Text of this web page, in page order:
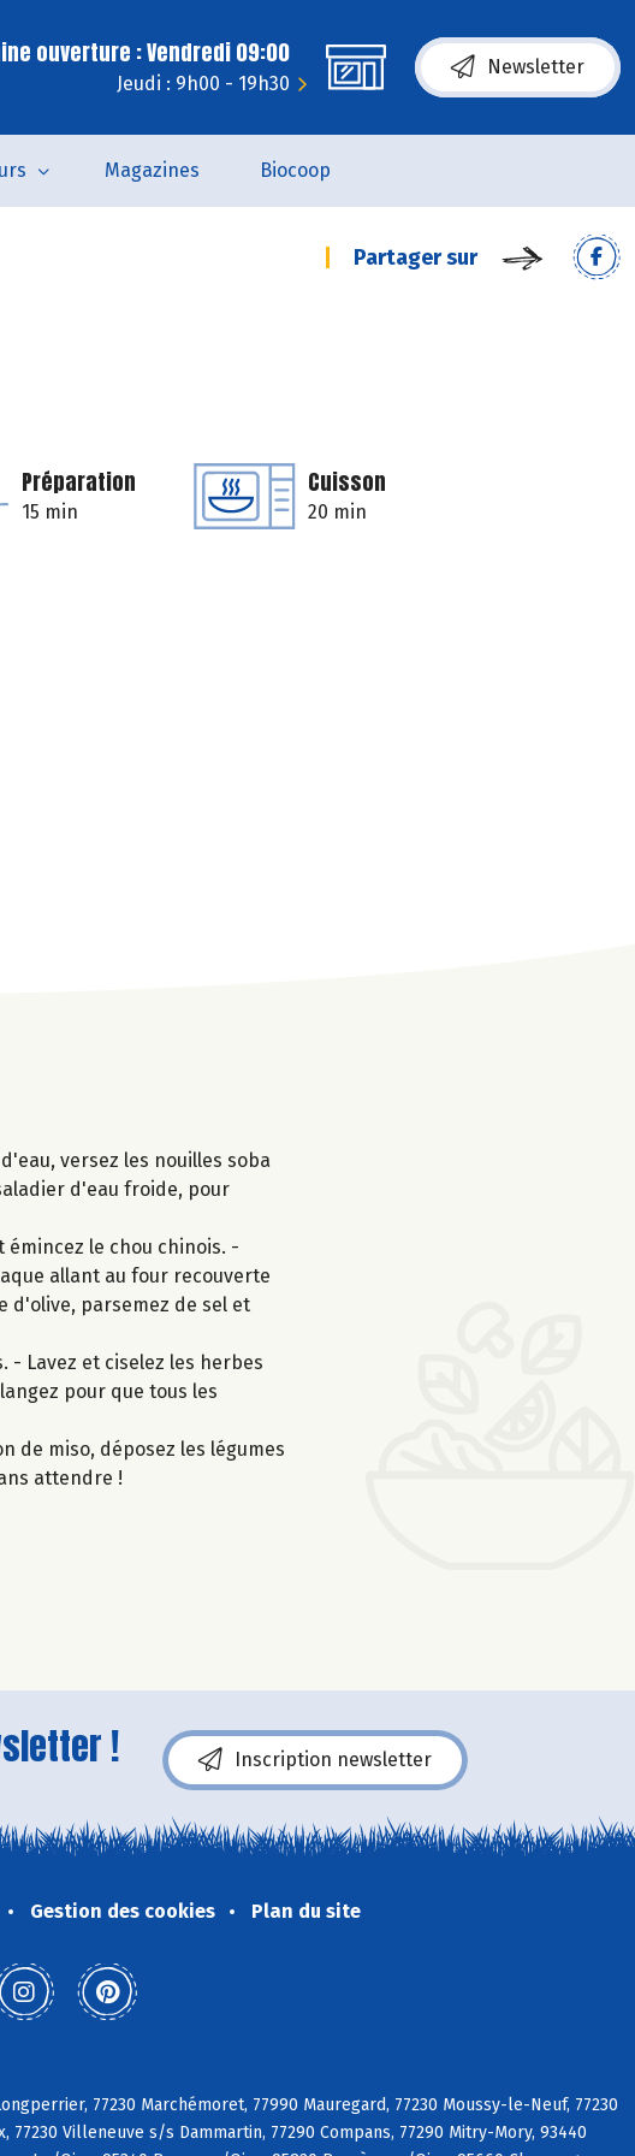
ouverture : Vendredi 09:00
Jeudi : 9h00 - 19h30
Newsletter
Magazines Biocoop
Partager sur
Préparation
15 min
Cuisson
20 min
versez les nouilles soba
d'eau froide, pour
émincez le chou chinois. -
allant au four recouverte
d'olive, parsemez de sel et
- Lavez et ciselez les herbes
pour que tous les
de miso, déposez les légumes
attendre !
! Inscription newsletter
Gestion des cookies Plan du site
77230 Marchémoret, 77990 Mauregard, 77230 Moussy-le-Neuf, 77230
77230 Villeneuve s/s Dammartin, 77290 Compans, 77290 Mitry-Mory, 93440